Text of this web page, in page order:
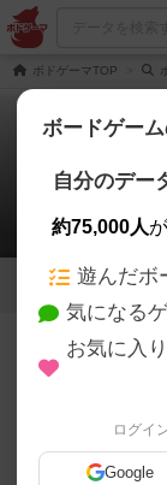
ボドゲーマTOP
ハムスタ
みね、○○○○
1
85名が参考
2014年、各地
ードゲームがあ
キースリング＆
ボードゲー
自分のデー
約75,000人
遊んだボ
気になる
お気に入
ログイ
Google